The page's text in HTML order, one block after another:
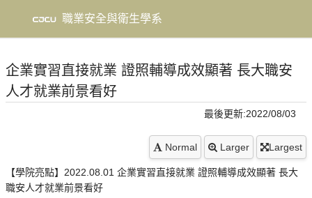
主
容
職業安全與衛生學系
企業實習直接就業 證照輔導成效顯著 長大職安
人才就業前景看好
最後更新:2022/08/03
Normal Larger Largest
【學院亮點】2022.08.01 企業實習直接就業 證照輔導成效顯著 長大
職安人才就業前景看好